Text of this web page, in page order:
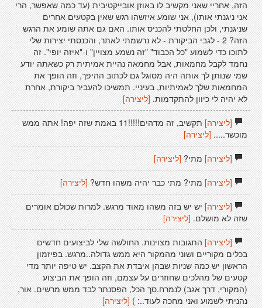
הזה, אחריי שאני מקשיב לו באוזן אובייקטיבית (עד כמה שאפשר, הרי
אני ניגנתי אותו), אני שומע איזשהו רגש שאין בקטעים אחרים
שניגנתי, ולכן החלטתי להכניס אותו. האם גם אתה שומע את הרגש
הזה? 2 - לגבי הביקורת - לא נרשמתי לאתר, והכנסתי יצירות שלי
לתוכו כדי לשמוע "כל הכבוד" "זה נשמע מצויין" ו-"איזה יופי". זה
נחמד לקבל מחמאות, אבל מחמאה נהיית אמיתית רק כשאתה יודע
שמי שנותן לך אותה היה מסוגל גם לכתוב ההיפך, וזה הופך את
המחמאות שלך לאמיתיות, בעיניי. תמשיכו להעביר ביקורת, אחרת
לא יהיה לי כיוון להתקדמות. [ליצירה]
[ליצירה]
תקשיב, זה מדהים!!!!!11 באמת שזה יפה! אתה ממש
מוכשר..... [ליצירה]
[ליצירה]מתי?[ליצירה]
[ליצירה]מתי? מתי כבר יהיה משהו חדש? [ליצירה]
[ליצירה]יש יש בזה משהו מאוד מרגש. למרות שכולם אומרים
שזה לא מושלם. [ליצירה]
[ליצירה]התגובות מצוינות. החולשה שלי לביצועים חדשים
בכלים מקוריים ושוני מהמקור היא ממש גדולה..מרגש. בפיזמון
הראשון יש כמה שניות שבהן איבדת את הקצב. יש טיפה יותר מדי
קטעים של מהלכים שחוזרים על עצמם, וזה הופך את הביצוע
(המקורי, דרך אגב) לנמרח.סך הכל, הפסנתר לבד ממש מרשים. אור,
נהניתי לשמוע ואני מחכה לעוד..: ) [ליצירה]